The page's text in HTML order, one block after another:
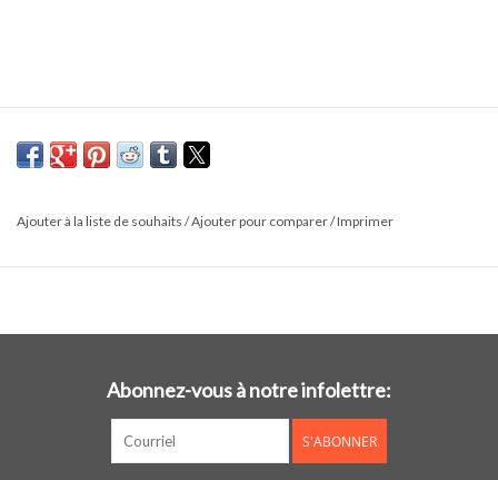
Ajouter à la liste de souhaits /Ajouter pour comparer/Imprimer
Abonnez-vous à notre infolettre:
S'ABONNER